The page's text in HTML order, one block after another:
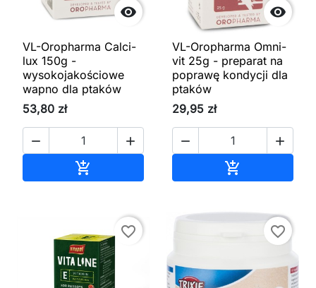

VL-Oropharma Calci-
lux 150g -
wysokojakościowe
wapno dla ptaków
53,80 zł
 


VL-Oropharma Omni-
vit 25g - preparat na
poprawę kondycji dla
ptaków
29,95 zł
 

favorite_border favorite_border